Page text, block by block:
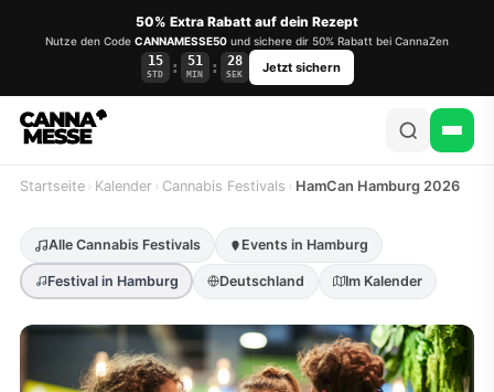
50% Extra Rabatt auf dein Rezept
Nutze den Code CANNAMESSE50 und sichere dir 50% Rabatt bei CannaZen
15
STD : 51
MIN : 27
SEK Jetzt sichern
Startseite › Kalender › Cannabis Festivals › HamCan Hamburg 2026
Alle Cannabis Festivals Events in Hamburg
Festival in Hamburg Deutschland Im Kalender